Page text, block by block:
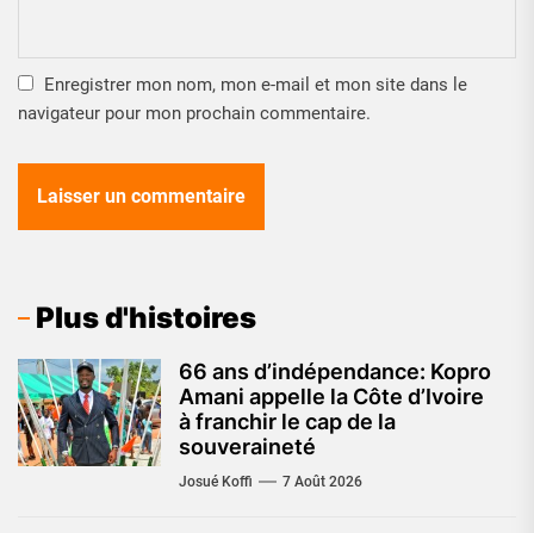
Enregistrer mon nom, mon e-mail et mon site dans le
navigateur pour mon prochain commentaire.
Plus d'histoires
66 ans d’indépendance: Kopro
Amani appelle la Côte d’Ivoire
à franchir le cap de la
souveraineté
Josué Koffi 7 Août 2026